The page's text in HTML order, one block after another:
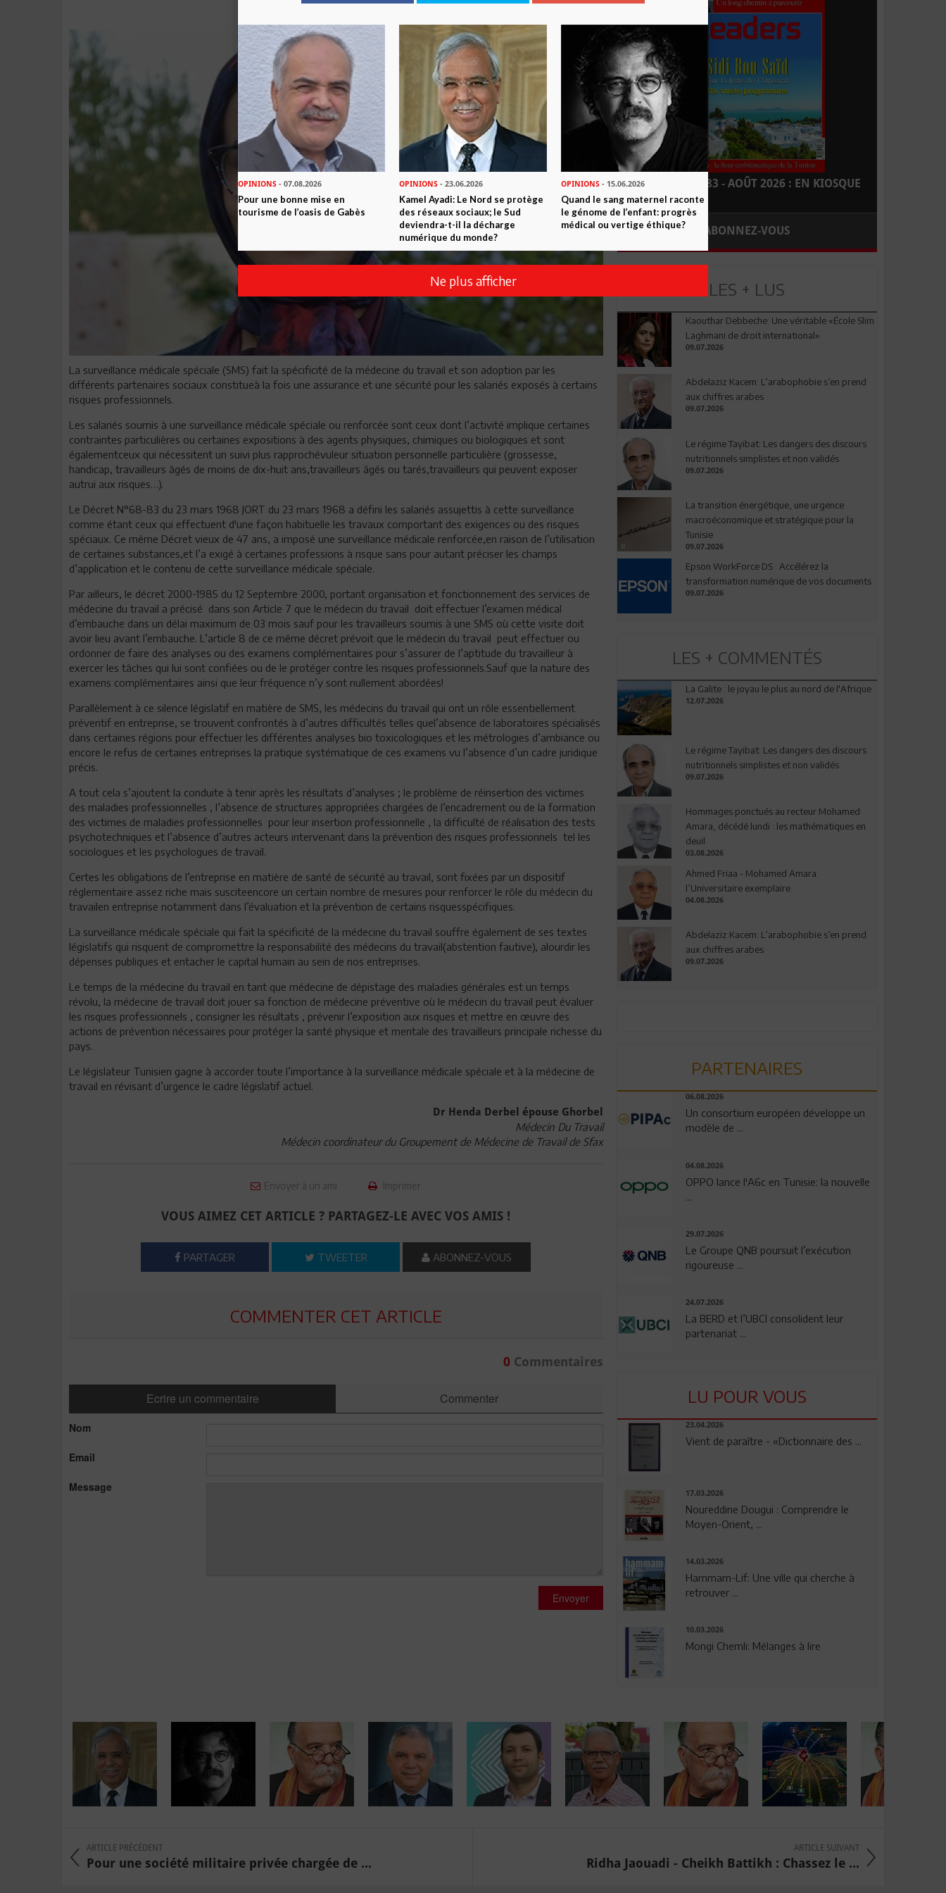
La surveillance médicale spéciale (SMS) fait la spécificité de la médecine du travail et son adoption par les
différents partenaires sociaux constitueà la fois une assurance et une sécurité pour les salariés exposés à certains
risques professionnels.
Les salariés soumis à une surveillance médicale spéciale ou renforcée sont ceux dont l’activité implique certaines
contraintes particulières ou certaines expositions à des agents physiques, chimiques ou biologiques et sont
égalementceux qui nécessitent un suivi plus rapprochévuleur situation personnelle particulière (grossesse,
handicap, travailleurs âgés de moins de dix-huit ans,travailleurs âgés ou tarés,travailleurs qui peuvent exposer
autrui aux risques…).
Le Décret N°68-83 du 23 mars 1968 JORT du 23 mars 1968 a défini les salariés assujettis à cette surveillance
comme étant ceux qui effectuent d'une façon habituelle les travaux comportant des exigences ou des risques
spéciaux. Ce même Décret vieux de 47 ans, a imposé une surveillance médicale renforcée,en raison de l’utilisation
de certaines substances,et l’a exigé à certaines professions à risque sans pour autant préciser les champs
d’application et le contenu de cette surveillance médicale spéciale.
Par ailleurs, le décret 2000-1985 du 12 Septembre 2000, portant organisation et fonctionnement des services de
médecine du travail a précisé dans son Article 7 que le médecin du travail doit effectuer l’examen médical
d’embauche dans un délai maximum de 03 mois sauf pour les travailleurs soumis à une SMS où cette visite doit
avoir lieu avant l’embauche. L’article 8 de ce même décret prévoit que le médecin du travail peut effectuer ou
ordonner de faire des analyses ou des examens complémentaires pour s’assurer de l’aptitude du travailleur à
exercer les tâches qui lui sont confiées ou de le protéger contre les risques professionnels.Sauf que la nature des
examens complémentaires ainsi que leur fréquence n’y sont nullement abordées!
Parallèlement à ce silence législatif en matière de SMS, les médecins du travail qui ont un rôle essentiellement
préventif en entreprise, se trouvent confrontés à d’autres difficultés telles quel’absence de laboratoires spécialisés
dans certaines régions pour effectuer les différentes analyses bio toxicologiques et les métrologies d’ambiance ou
encore le refus de certaines entreprises la pratique systématique de ces examens vu l’absence d’un cadre juridique
précis.
A tout cela s’ajoutent la conduite à tenir après les résultats d’analyses ; le problème de réinsertion des victimes
des maladies professionnelles , l’absence de structures appropriées chargées de l’encadrement ou de la formation
des victimes de maladies professionnelles pour leur insertion professionnelle , la difficulté de réalisation des tests
psychotechniques et l’absence d’autres acteurs intervenant dans la prévention des risques professionnels tel les
sociologues et les psychologues de travail.
Certes les obligations de l’entreprise en matière de santé de sécurité au travail, sont fixées par un dispositif
réglementaire assez riche mais susciteencore un certain nombre de mesures pour renforcer le rôle du médecin du
travailen entreprise notamment dans l’évaluation et la prévention de certains risquesspécifiques.
La surveillance médicale spéciale qui fait la spécificité de la médecine du travail souffre également de ses textes
législatifs qui risquent de compromettre la responsabilité des médecins du travail(abstention fautive), alourdir les
dépenses publiques et entacher le capital humain au sein de nos entreprises.
Le temps de la médecine du travail en tant que médecine de dépistage des maladies générales est un temps
révolu, la médecine de travail doit jouer sa fonction de médecine préventive où le médecin du travail peut évaluer
les risques professionnels , consigner les résultats , prévenir l’exposition aux risques et mettre en œuvre des
actions de prévention nécessaires pour protéger la santé physique et mentale des travailleurs principale richesse du
pays.
Le législateur Tunisien gagne à accorder toute l’importance à la surveillance médicale spéciale et à la médecine de
travail en révisant d’urgence le cadre législatif actuel.
Dr Henda Derbel épouse Ghorbel
Médecin Du Travail
Médecin coordinateur du Groupement de Médecine de Travail de Sfax
Envoyer à un ami Imprimer
VOUS AIMEZ CET ARTICLE ? PARTAGEZ-LE AVEC VOS AMIS !
PARTAGER TWEETER ABONNEZ-VOUS
COMMENTER CET ARTICLE
0Commentaires
Ecrire un commentaire Commenter
Nom
Email
Message
Envoyer
LEADERS N° 183 - AOÛT 2026 : EN KIOSQUE
ABONNEZ-VOUS
LES + LUS
Kaouthar Debbeche: Une véritable «École Slim
Laghmani de droit international»
09.07.2026
Abdelaziz Kacem: L’arabophobie s’en prend
aux chiffres arabes
09.07.2026
Le régime Tayibat: Les dangers des discours
nutritionnels simplistes et non validés
09.07.2026
La transition énergétique, une urgence
macroéconomique et stratégique pour la
Tunisie
09.07.2026
Epson WorkForce DS : Accélérez la
transformation numérique de vos documents
09.07.2026
LES + COMMENTÉS
La Galite : le joyau le plus au nord de l'Afrique
12.07.2026
Le régime Tayibat: Les dangers des discours
nutritionnels simplistes et non validés
09.07.2026
Hommages ponctués au recteur Mohamed
Amara, décédé lundi : les mathématiques en
deuil
03.08.2026
Ahmed Friaa - Mohamed Amara:
l’Universitaire exemplaire
04.08.2026
Abdelaziz Kacem: L’arabophobie s’en prend
aux chiffres arabes
09.07.2026
PARTENAIRES
06.08.2026
Un consortium européen développe un
modèle de ...
04.08.2026
OPPO lance l'A6c en Tunisie: la nouvelle
29.07.2026
Le Groupe QNB poursuit l’exécution
rigoureuse ...
24.07.2026
La BERD et l’UBCI consolident leur
partenariat ...
LU POUR VOUS
23.04.2026
Vient de paraître - «Dictionnaire des ...
17.03.2026
Noureddine Dougui : Comprendre le
Moyen-Orient, ...
14.03.2026
Hammam-Lif: Une ville qui cherche à
retrouver ...
10.03.2026
Mongi Chemli: Mélanges à lire
ARTICLE PRÉCÉDENT
Pour une société militaire privée chargée de ...
ARTICLE SUIVANT
Ridha Jaouadi - Cheikh Battikh : Chassez le ...
OPINIONS - 07.08.2026
Pour une bonne mise en
tourisme de l’oasis de Gabès
OPINIONS - 23.06.2026
Kamel Ayadi: Le Nord se protège
des réseaux sociaux; le Sud
deviendra-t-il la décharge
numérique du monde?
OPINIONS- 15.06.2026
Quand le sang maternel raconte
le génome de l’enfant: progrès
médical ou vertige éthique?
Ne plus afficher